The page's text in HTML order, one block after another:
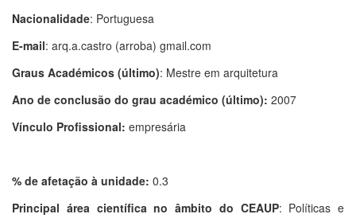
Nacionalidade: Portuguesa
E-mail: arq.a.castro (arroba) gmail.com
Graus Académicos (último): Mestre em arquitetura
Ano de conclusão do grau académico (último): 2007
Vínculo Profissional: empresária
% de afetação à unidade: 0.3
Principal área científica no âmbito do CEAUP: Políticas e